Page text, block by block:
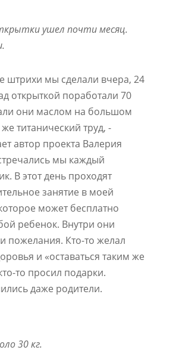
ушел почти месяц.
штрихи мы сделали вчера, 24
открыткой поработали 70
они маслом на большом
титанический труд, -
автор проекта Валерия
мы каждый
В этот день проходят
занятие в моей
может бесплатно
ребенок. Внутри они
пожелания. Кто-то желал
и «оставаться таким же
то просил подарки.
даже родители.
30 кг.